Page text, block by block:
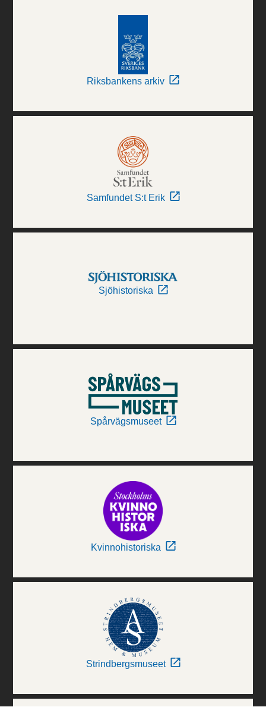
Riksbankens arkiv
Samfundet S:t Erik
Sjöhistoriska
Spårvägsmuseet
Kvinnohistoriska
Strindbergsmuseet